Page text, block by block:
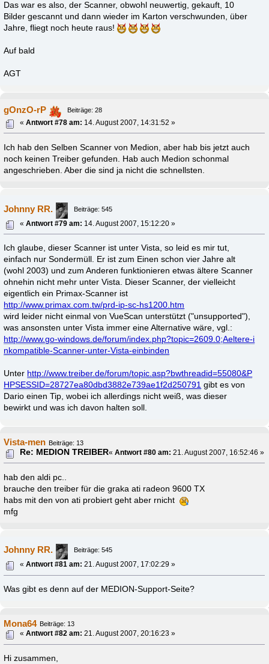
Das war es also, der Scanner, obwohl neuwertig, gekauft, 10
Bilder gescannt und dann wieder im Karton verschwunden, über
Jahre, fliegt noch heute raus!
Auf bald
AGT
gOnzO-rP
Beiträge: 28
«Antwort #78 am: 14. August 2007, 14:31:52 »
Ich hab den Selben Scanner von Medion, aber hab bis jetzt auch
noch keinen Treiber gefunden. Hab auch Medion schonmal
angeschrieben. Aber die sind ja nicht die schnellsten.
Johnny RR.
Beiträge: 545
«Antwort #79 am: 14. August 2007, 15:12:20 »
Ich glaube, dieser Scanner ist unter Vista, so leid es mir tut,
einfach nur Sondermüll. Er ist zum Einen schon vier Jahre alt
(wohl 2003) und zum Anderen funktionieren etwas ältere Scanner
ohnehin nicht mehr unter Vista. Dieser Scanner, der vielleicht
eigentlich ein Primax-Scanner ist
http://www.primax.com.tw/prd-ip-sc-hs1200.htm
wird leider nicht einmal von VueScan unterstützt ("unsupported"),
was ansonsten unter Vista immer eine Alternative wäre, vgl.:
http://www.go-windows.de/forum/index.php?topic=2609.0;Aeltere-i
nkompatible-Scanner-unter-Vista-einbinden
Unter http://www.treiber.de/forum/topic.asp?bwthreadid=55080&P
HPSESSID=28727ea80dbd3882e739ae1f2d250791 gibt es von
Dario einen Tip, wobei ich allerdings nicht weiß, was dieser
bewirkt und was ich davon halten soll.
Vista-men Beiträge: 13
Re: MEDION TREIBER«Antwort #80 am: 21. August 2007, 16:52:46 »
hab den aldi pc..
brauche den treiber für die graka ati radeon 9600 TX
habs mit den von ati probiert geht aber rnicht
mfg
Johnny RR.
Beiträge: 545
«Antwort #81 am: 21. August 2007, 17:02:29 »
Was gibt es denn auf der MEDION-Support-Seite?
Mona64 Beiträge: 13
«Antwort #82 am: 21. August 2007, 20:16:23 »
Hi zusammen,